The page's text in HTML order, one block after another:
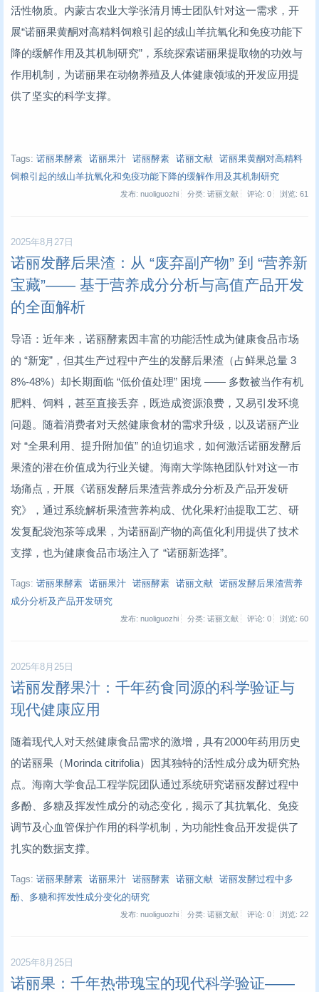
活性物质。内蒙古农业大学张清月博士团队针对这一需求，开
展“诺丽果黄酮对高精料饲粮引起的绒山羊抗氧化和免疫功能下
降的缓解作用及其机制研究”，系统探索诺丽果提取物的功效与
作用机制，为诺丽果在动物养殖及人体健康领域的开发应用提
供了坚实的科学支撑。
Tags: 诺丽果酵素 诺丽果汁 诺丽酵素 诺丽文献
诺丽果黄酮对高精料
饲粮引起的绒山羊抗氧化和免疫功能下降的缓解作用及其机制研究
发布: nuoliguozhi 分类: 诺丽文献 评论: 0 浏览: 61
2025年8月27日
诺丽发酵后果渣：从 “废弃副产物” 到 “营养新
宝藏”—— 基于营养成分分析与高值产品开发
的全面解析
导语：近年来，诺丽酵素因丰富的功能活性成为健康食品市场
的 “新宠”，但其生产过程中产生的发酵后果渣（占鲜果总量 3
8%-48%）却长期面临 “低价值处理” 困境 —— 多数被当作有机
肥料、饲料，甚至直接丢弃，既造成资源浪费，又易引发环境
问题。随着消费者对天然健康食材的需求升级，以及诺丽产业
对 “全果利用、提升附加值” 的迫切追求，如何激活诺丽发酵后
果渣的潜在价值成为行业关键。海南大学陈艳团队针对这一市
场痛点，开展《诺丽发酵后果渣营养成分分析及产品开发研
究》，通过系统解析果渣营养构成、优化果籽油提取工艺、研
发复配袋泡茶等成果，为诺丽副产物的高值化利用提供了技术
支撑，也为健康食品市场注入了 “诺丽新选择”。
Tags: 诺丽果酵素 诺丽果汁 诺丽酵素 诺丽文献
诺丽发酵后果渣营养
成分分析及产品开发研究
发布: nuoliguozhi 分类: 诺丽文献 评论: 0 浏览: 60
2025年8月25日
诺丽发酵果汁：千年药食同源的科学验证与
现代健康应用
随着现代人对天然健康食品需求的激增，具有2000年药用历史
的诺丽果（Morinda citrifolia）因其独特的活性成分成为研究热
点。海南大学食品工程学院团队通过系统研究诺丽发酵过程中
多酚、多糖及挥发性成分的动态变化，揭示了其抗氧化、免疫
调节及心血管保护作用的科学机制，为功能性食品开发提供了
扎实的数据支撑。
Tags: 诺丽果酵素 诺丽果汁 诺丽酵素 诺丽文献
诺丽发酵过程中多
酚、多糖和挥发性成分变化的研究
发布: nuoliguozhi 分类: 诺丽文献 评论: 0 浏览: 22
2025年8月25日
​诺丽果：千年热带瑰宝的现代科学验证——